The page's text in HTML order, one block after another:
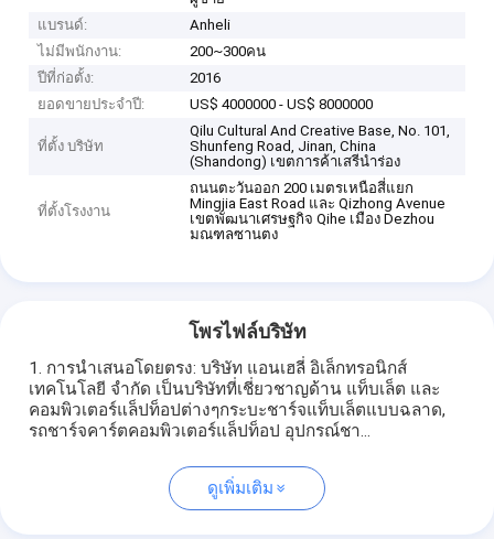
แบรนด์:
Anheli
ไม่มีพนักงาน:
200~300คน
ปีที่ก่อตั้ง:
2016
ยอดขายประจำปี:
US$ 4000000 - US$ 8000000
ที่ตั้ง บริษัท
Qilu Cultural And Creative Base, No. 101,
Shunfeng Road, Jinan, China
(Shandong) เขตการค้าเสรีนำร่อง
ที่ตั้งโรงงาน
ถนนตะวันออก 200 เมตรเหนือสี่แยก
Mingjia East Road และ Qizhong Avenue
เขตพัฒนาเศรษฐกิจ Qihe เมือง Dezhou
มณฑลซานตง
โพรไฟล์บริษัท
1. การนําเสนอโดยตรง: บริษัท แอนเฮลี่ อิเล็กทรอนิกส์
เทคโนโลยี จํากัด เป็นบริษัทที่เชี่ยวชาญด้าน แท็บเล็ต และ
คอมพิวเตอร์แล็ปท็อปต่างๆกระบะชาร์จแท็บเล็ตแบบฉลาด,
รถชาร์จคาร์ตคอมพิวเตอร์แล็ปท็อป อุปกรณ์ชา...
ดูเพิ่มเติม